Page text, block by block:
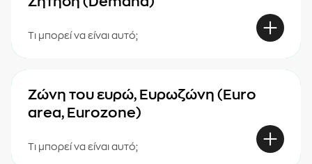
Τι μπορεί να είναι αυτό;
Ζώνη του ευρώ, Ευρωζώνη (Euro
area, Eurozone)
Τι μπορεί να είναι αυτό;